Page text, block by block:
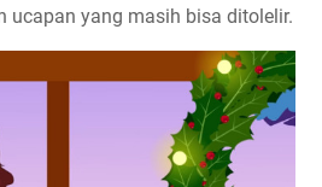
ucapan yang masih bisa ditolelir.